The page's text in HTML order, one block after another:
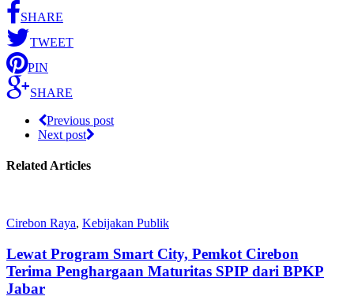
SHARE
TWEET
PIN
SHARE
Previous post
Next post
Related Articles
Cirebon Raya, Kebijakan Publik
Lewat Program Smart City, Pemkot Cirebon
Terima Penghargaan Maturitas SPIP dari BPKP
Jabar